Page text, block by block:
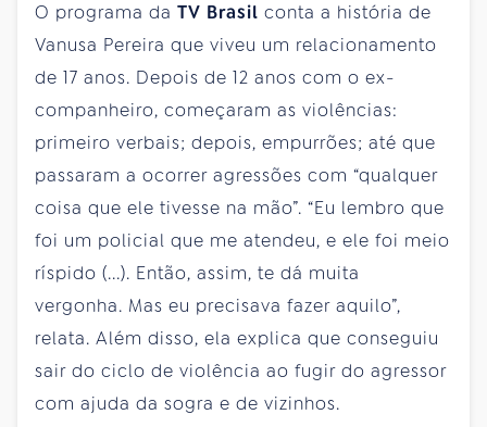
O programa da TV Brasil conta a história de
Vanusa Pereira que viveu um relacionamento
de 17 anos. Depois de 12 anos com o ex-
companheiro, começaram as violências:
primeiro verbais; depois, empurrões; até que
passaram a ocorrer agressões com “qualquer
coisa que ele tivesse na mão”. “Eu lembro que
foi um policial que me atendeu, e ele foi meio
ríspido (...). Então, assim, te dá muita
vergonha. Mas eu precisava fazer aquilo”,
relata. Além disso, ela explica que conseguiu
sair do ciclo de violência ao fugir do agressor
com ajuda da sogra e de vizinhos.